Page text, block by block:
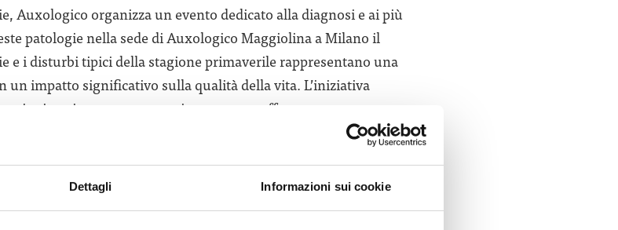
Dettagli Informazioni sui cookie
Auxologico organizza un evento dedicato alla diagnosi e ai più
patologie nella sede di Auxologico Maggiolina a Milano il
e i disturbi tipici della stagione primaverile rappresentano una
un impatto significativo sulla qualità della vita. L’iniziativa
aggiornate su come riconoscere e affrontare queste
approfondite le principali cause, i sintomi più comuni e le
gestione pratica nella vita quotidiana. Particolare attenzione
prevenire e ridurre i disturbi allergici, migliorando il